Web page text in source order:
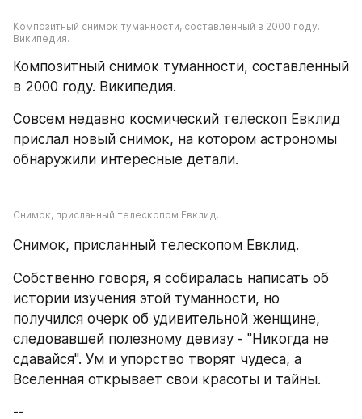
Композитный снимок туманности, составленный в 2000 году.
Википедия.
Композитный снимок туманности, составленный
в 2000 году. Википедия.
Совсем недавно космический телескоп Евклид
прислал новый снимок, на котором астрономы
обнаружили интересные детали.
Снимок, присланный телескопом Евклид.
Снимок, присланный телескопом Евклид.
Собственно говоря, я собиралась написать об
истории изучения этой туманности, но
получился очерк об удивительной женщине,
следовавшей полезному девизу - "Никогда не
сдавайся". Ум и упорство творят чудеса, а
Вселенная открывает свои красоты и тайны.
--